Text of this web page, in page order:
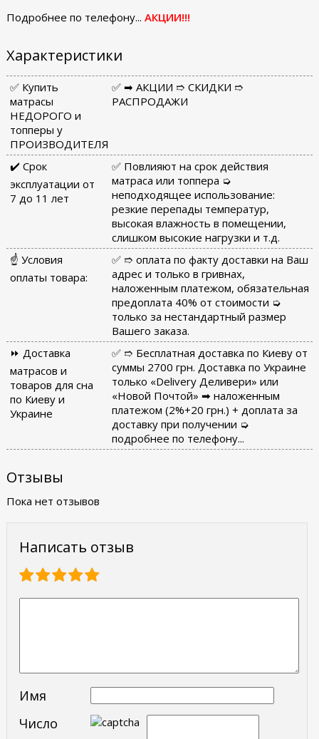
Подробнее по телефону... АКЦИИ!!!
Характеристики
✅ Купить
матрасы
НЕДОРОГО и
топперы у
ПРОИЗВОДИТЕЛЯ
✅ ➡ АКЦИИ ➱ СКИДКИ ➱
РАСПРОДАЖИ
✔️ Срок
эксплуатации от
7 до 11 лет
✅ Повлияют на срок действия
матраса или топпера ➭
неподходящее использование:
резкие перепады температур,
высокая влажность в помещении,
слишком высокие нагрузки и т.д.
☝ Условия
оплаты товара:
✅ ➱ оплата по факту доставки на Ваш
адрес и только в гривнах,
наложенным платежом, обязательная
предоплата 40% от стоимости ➭
только за нестандартный размер
Вашего заказа.
⏩ Доставка
матрасов и
товаров для сна
по Киеву и
Украине
✅ ➱ Бесплатная доставка по Киеву от
суммы 2700 грн. Доставка по Украине
только «Delivery Деливери» или
«Новой Почтой» ➡ наложенным
платежом (2%+20 грн.) + доплата за
доставку при получении ➭
подробнее по телефону...
Отзывы
Пока нет отзывов
Написать отзыв
Имя
Число